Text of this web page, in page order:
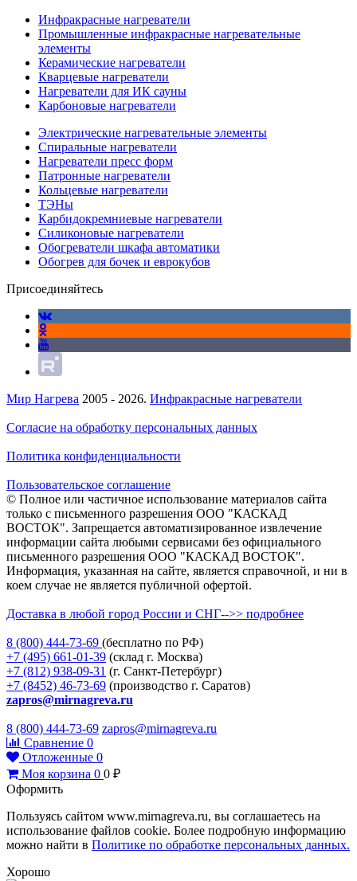
Инфракрасные нагреватели
Промышленные инфракрасные нагревательные
элементы
Керамические нагреватели
Кварцевые нагреватели
Нагреватели для ИК сауны
Карбоновые нагреватели
Электрические нагревательные элементы
Спиральные нагреватели
Нагреватели пресс форм
Патронные нагреватели
Кольцевые нагреватели
ТЭНы
Карбидокремниевые нагреватели
Силиконовые нагреватели
Обогреватели шкафа автоматики
Обогрев для бочек и еврокубов
Присоединяйтесь
Мир Нагрева 2005 - 2026. Инфракрасные нагреватели
Согласие на обработку персональных данных
Политика конфиденциальности
Пользовательское соглашение
© Полное или частичное использование материалов сайта
только с письменного разрешения ООО "КАСКАД
ВОСТОК". Запрещается автоматизированное извлечение
информации сайта любыми сервисами без официального
письменного разрешения ООО "КАСКАД ВОСТОК".
Информация, указанная на сайте, является справочной, и ни в
коем случае не является публичной офертой.
Доставка в любой город России и СНГ-->> подробнее
8 (800) 444-73-69 (бесплатно по РФ)
+7 (495) 661-01-39 (склад г. Москва)
+7 (812) 938-09-31 (г. Санкт-Петербург)
+7 (8452) 46-73-69 (производство г. Саратов)
zapros@mirnagreva.ru
8 (800) 444-73-69 zapros@mirnagreva.ru
Сравнение 0
Отложенные 0
Моя корзина 0 0 ₽
Оформить
Пользуясь сайтом www.mirnagreva.ru, вы соглашаетесь на
использование файлов cookie. Более подробную информацию
можно найти в Политике по обработке персональных данных.
Хорошо